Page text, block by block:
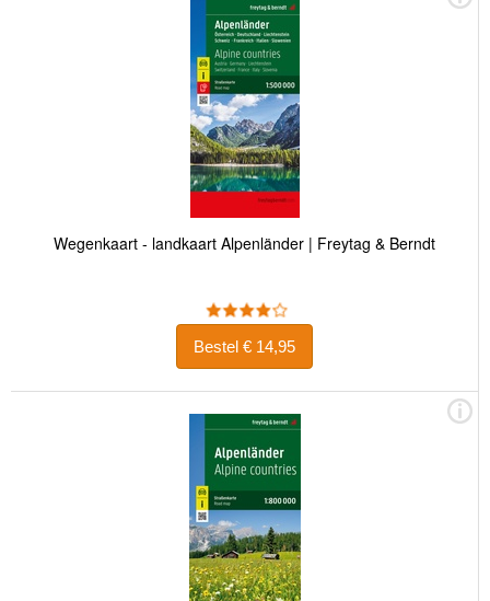
Wegenkaart - landkaart Alpenländer | Freytag & Berndt
Bestel € 14,95